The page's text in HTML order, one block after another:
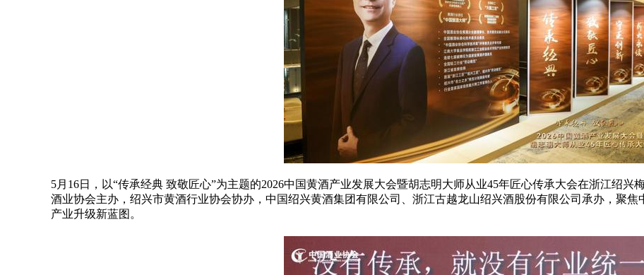
5月16日，以“传承经典 致敬匠心”为主题的2026中国黄酒产业发展大会暨胡志明大师从业45年匠心传承大会在浙江绍
酒业协会主办，绍兴市黄酒行业协会协办，中国绍兴黄酒集团有限公司、浙江古越龙山绍兴酒股份有限公司承办，聚
产业升级新蓝图。